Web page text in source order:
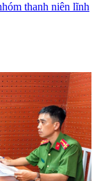
thanh niên lĩnh